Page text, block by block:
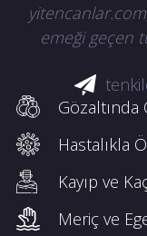
emeği geçen
Gözaltında
Hastalıkla
Kayıp ve
Meriç ve